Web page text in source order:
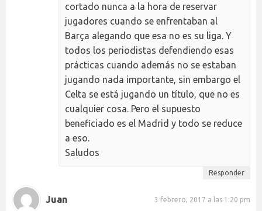
cortado nunca a la hora de reservar
jugadores cuando se enfrentaban al
Barça alegando que esa no es su liga. Y
todos los periodistas defendiendo esas
prácticas cuando además no se estaban
jugando nada importante, sin embargo el
Celta se está jugando un título, que no es
cualquier cosa. Pero el supuesto
beneficiado es el Madrid y todo se reduce
a eso.
Saludos
Responder
Juan 3 febrero, 2017 a las 1:20 pm